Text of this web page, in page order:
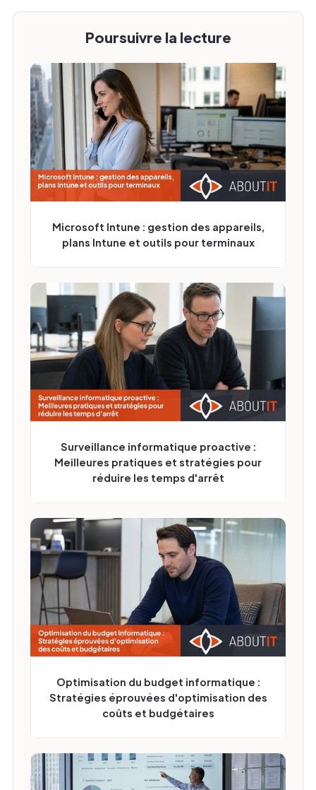
Poursuivre la lecture
Microsoft Intune : gestion des appareils,
plans Intune et outils pour terminaux
Surveillance informatique proactive :
Meilleures pratiques et stratégies pour
réduire les temps d'arrêt
Optimisation du budget informatique :
Stratégies éprouvées d'optimisation des
coûts et budgétaires